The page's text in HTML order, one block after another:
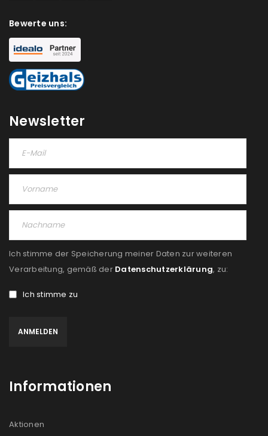
us
Ich stimme zu
Ja, ich möchte ein Kundenkonto eröffnen und
Bewerte uns:
Newsletter
Ich stimme der Speicherung meiner Daten zur weiteren
Verarbeitung, gemäß der Datenschutzerklärung, zu:
Ich stimme zu
Informationen
Aktionen